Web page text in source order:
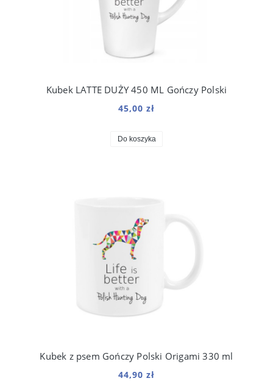
Kubek LATTE DUŻY 450 ML Gończy Polski
45,00 zł
Do koszyka
Kubek z psem Gończy Polski Origami 330 ml
44,90 zł